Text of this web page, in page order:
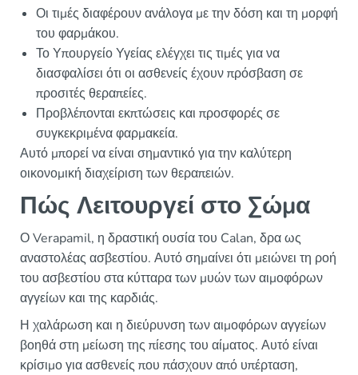
Οι τιμές διαφέρουν ανάλογα με την δόση και τη μορφή
του φαρμάκου.
Το Υπουργείο Υγείας ελέγχει τις τιμές για να
διασφαλίσει ότι οι ασθενείς έχουν πρόσβαση σε
προσιτές θεραπείες.
Προβλέπονται εκπτώσεις και προσφορές σε
συγκεκριμένα φαρμακεία.
Αυτό μπορεί να είναι σημαντικό για την καλύτερη
οικονομική διαχείριση των θεραπειών.
Πώς Λειτουργεί στο Σώμα
Ο Verapamil, η δραστική ουσία του Calan, δρα ως
αναστολέας ασβεστίου. Αυτό σημαίνει ότι μειώνει τη ροή
του ασβεστίου στα κύτταρα των μυών των αιμοφόρων
αγγείων και της καρδιάς.
Η χαλάρωση και η διεύρυνση των αιμοφόρων αγγείων
βοηθά στη μείωση της πίεσης του αίματος. Αυτό είναι
κρίσιμο για ασθενείς που πάσχουν από υπέρταση,